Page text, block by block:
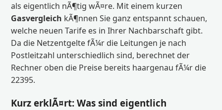
als eigentlich nÃ¶tig wÃ¤re. Mit einem kurzen
Gasvergleich kÃ¶nnen Sie ganz entspannt schauen,
welche neuen Tarife es in Ihrer Nachbarschaft gibt.
Da die Netzentgelte fÃ¼r die Leitungen je nach
Postleitzahl unterschiedlich sind, berechnet der
Rechner oben die Preise bereits haargenau fÃ¼r die
22395.
Kurz erklÃ¤rt: Was sind eigentlich